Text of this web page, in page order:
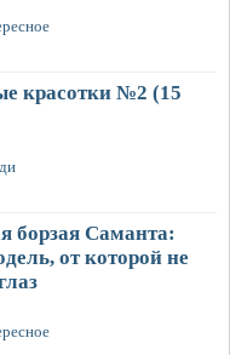
красотки №2 (15
борзая Саманта:
от которой не